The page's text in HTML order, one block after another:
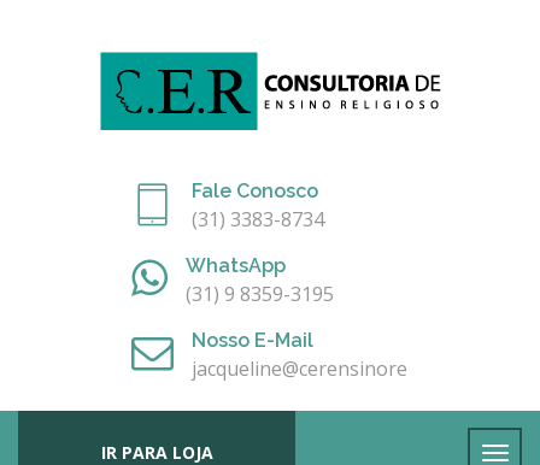
Fale Conosco
(31) 3383-8734
WhatsApp
(31) 9 8359-3195
Nosso E-Mail
jacqueline@cerensinoreligioso.com.br
IR PARA LOJA